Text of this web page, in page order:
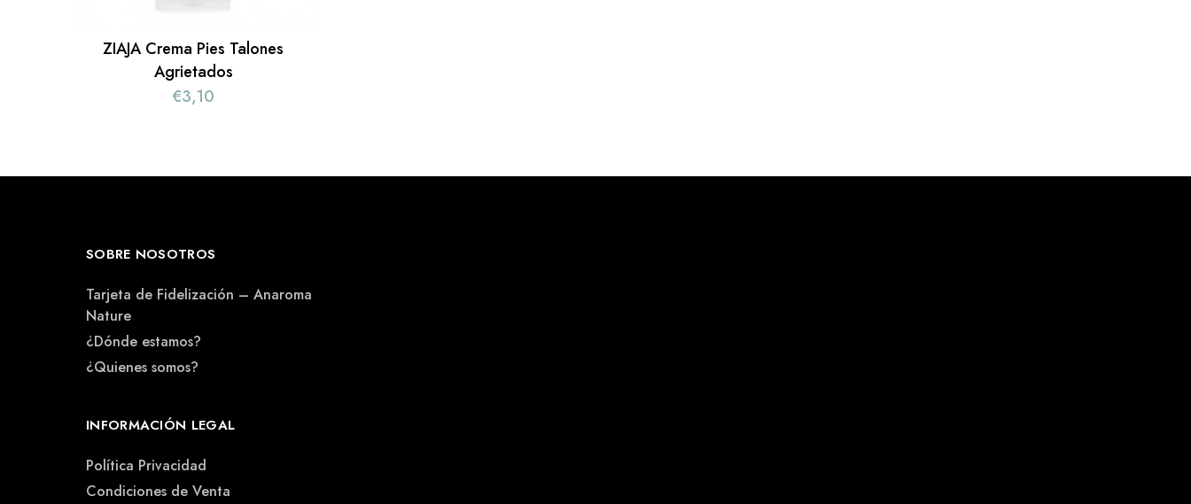
ZIAJA Crema Pies Talones
Agrietados
€3,10
SOBRE NOSOTROS
Tarjeta de Fidelización – Anaroma
Nature
¿Dónde estamos?
¿Quienes somos?
INFORMACIÓN LEGAL
Política Privacidad
Condiciones de Venta